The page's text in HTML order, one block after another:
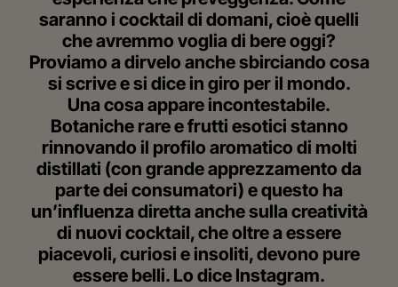
saranno i cocktail di domani, cioè quelli
che avremmo voglia di bere oggi?
Proviamo a dirvelo anche sbirciando cosa
si scrive e si dice in giro per il mondo.
Una cosa appare incontestabile.
Botaniche rare e frutti esotici stanno
rinnovando il profilo aromatico di molti
distillati (con grande apprezzamento da
parte dei consumatori) e questo ha
un’influenza diretta anche sulla creatività
di nuovi cocktail, che oltre a essere
piacevoli, curiosi e insoliti, devono pure
essere belli. Lo dice Instagram.